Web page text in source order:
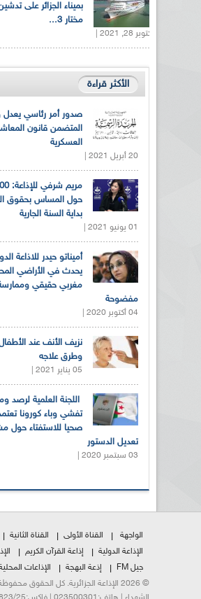
بميناء الجزائر على
مختار 3...
أكتوبر 28, 2021 |
الأكثر قراءة
صدور أمر رئاسي يعدل
المتضمن قانون
العسكرية
20 أبريل 2021 |
حول المساس بحقوق
بداية السنة الجارية
01 يونيو 2021 |
أميناتو حيدر للاذاعة
يحدث في الأراضي
مغربي حقيقي
مفضوحة
04 أكتوبر 2020 |
نزيف الأنف عند
وطرق علاجه
05 يناير 2021 |
اللجنة العلمية لرصد
تفشي وباء كورونا
صحيا للاستفتاء حول
تعديل الدستور
03 سبتمبر 2020 |
الواجهة القناة الأولى القناة الثانية
الإذاعة الدولية
إذاعة القرآن الكريم
جيل FM
إذعة البهجة
الإذاعات